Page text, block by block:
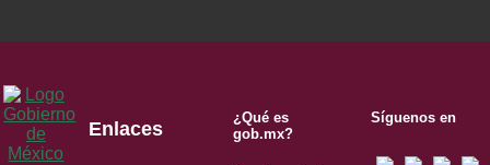
Enlaces
¿Qué es
gob.mx?
Síguenos en